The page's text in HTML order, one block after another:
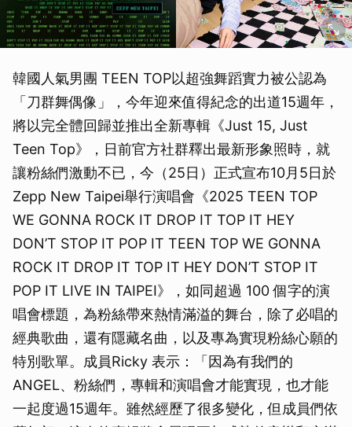
韓國人氣男團 TEEN TOP以超強舞蹈實力被公認為
「刀群舞偶像」，今年迎來值得紀念的出道15週年，
將以完全體回歸並推出全新專輯《Just 15, Just
Teen Top》，日前官方社群釋出最新形象照時，就
讓粉絲們激動不已，今（25日）正式宣布10月5日於
Zepp New Taipei舉行演唱會《2025 TEEN TOP
WE GONNA ROCK IT DROP IT TOP IT HEY
DON’T STOP IT POP IT TEEN TOP WE GONNA
ROCK IT DROP IT TOP IT HEY DON’T STOP IT
POP IT LIVE IN TAIPEI》，如同超過 100 個字的演
唱會標題，為粉絲帶來熱情滿溢的舞台，除了必唱的
經典歌曲，還有隱藏名曲，以及專為實現粉絲心願的
特別歌單。成員Ricky 表示：「因為有我們的
ANGEL、粉絲們，專輯和演唱會才能實現，也才能
一起度過15週年。雖然經歷了很多變化，但成員們依